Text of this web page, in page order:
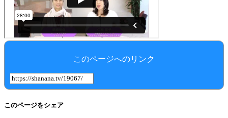
このページへのリンク
このページをシェア